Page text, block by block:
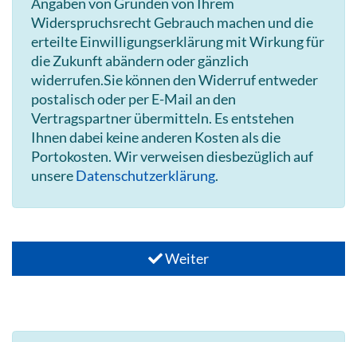
Widerspruchsrecht Gebrauch machen und die
erteilte Einwilligungserklärung mit Wirkung für
die Zukunft abändern oder gänzlich
widerrufen.Sie können den Widerruf entweder
postalisch oder per E-Mail an den
Vertragspartner übermitteln. Es entstehen
Ihnen dabei keine anderen Kosten als die
Portokosten. Wir verweisen diesbezüglich auf
unsereDatenschutzerklärung.
Weiter